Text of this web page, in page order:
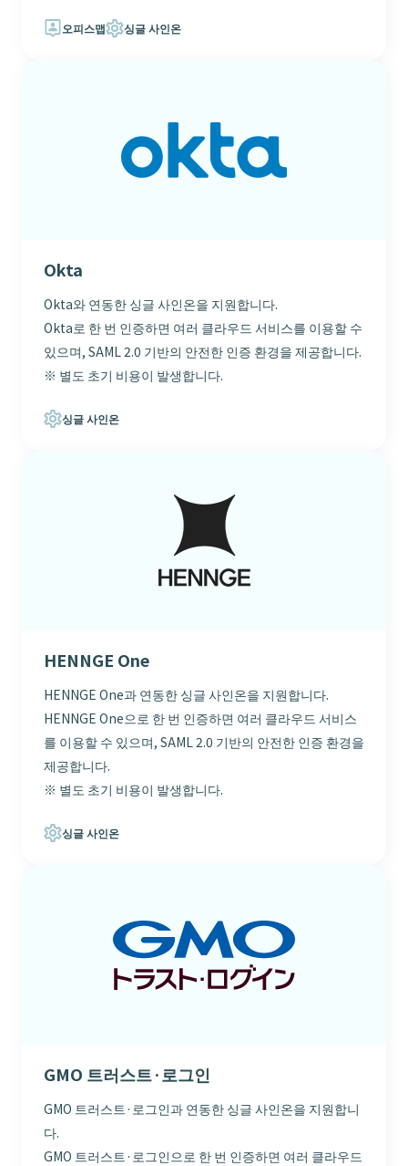
오피스맵 싱글 사인온
Okta
Okta와 연동한 싱글 사인온을 지원합니다.
Okta로 한 번 인증하면 여러 클라우드 서비스를 이용할 수
있으며, SAML 2.0 기반의 안전한 인증 환경을 제공합니다.
※ 별도 초기 비용이 발생합니다.
싱글 사인온
HENNGE One
HENNGE One과 연동한 싱글 사인온을 지원합니다.
HENNGE One으로 한 번 인증하면 여러 클라우드 서비스
를 이용할 수 있으며, SAML 2.0 기반의 안전한 인증 환경을
제공합니다.
※ 별도 초기 비용이 발생합니다.
싱글 사인온
GMO 트러스트·로그인
GMO 트러스트·로그인과 연동한 싱글 사인온을 지원합니
다.
GMO 트러스트·로그인으로 한 번 인증하면 여러 클라우드